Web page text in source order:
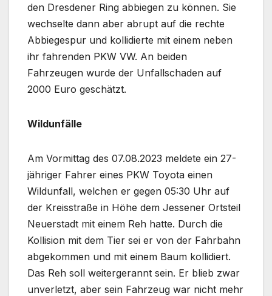
den Dresdener Ring abbiegen zu können. Sie
wechselte dann aber abrupt auf die rechte
Abbiegespur und kollidierte mit einem neben
ihr fahrenden PKW VW. An beiden
Fahrzeugen wurde der Unfallschaden auf
2000 Euro geschätzt.
Wildunfälle
Am Vormittag des 07.08.2023 meldete ein 27-
jähriger Fahrer eines PKW Toyota einen
Wildunfall, welchen er gegen 05:30 Uhr auf
der Kreisstraße in Höhe dem Jessener Ortsteil
Neuerstadt mit einem Reh hatte. Durch die
Kollision mit dem Tier sei er von der Fahrbahn
abgekommen und mit einem Baum kollidiert.
Das Reh soll weitergerannt sein. Er blieb zwar
unverletzt, aber sein Fahrzeug war nicht mehr